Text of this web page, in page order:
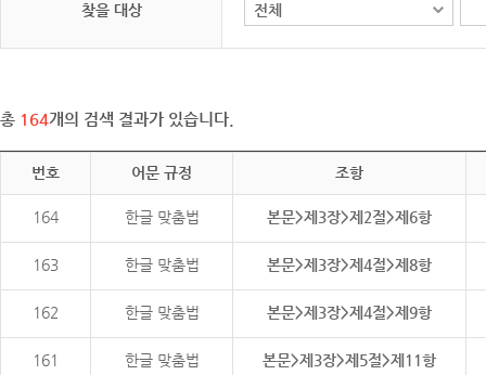
찾을 대상
총 164개의 검색 결과가 있습니다.
번호 어문 규정 조항
164 한글 맞춤법 본문>제3장>제2절>제6항
163 한글 맞춤법 본문>제3장>제4절>제8항
162 한글 맞춤법 본문>제3장>제4절>제9항
161 한글 맞춤법 본문>제3장>제5절>제11항